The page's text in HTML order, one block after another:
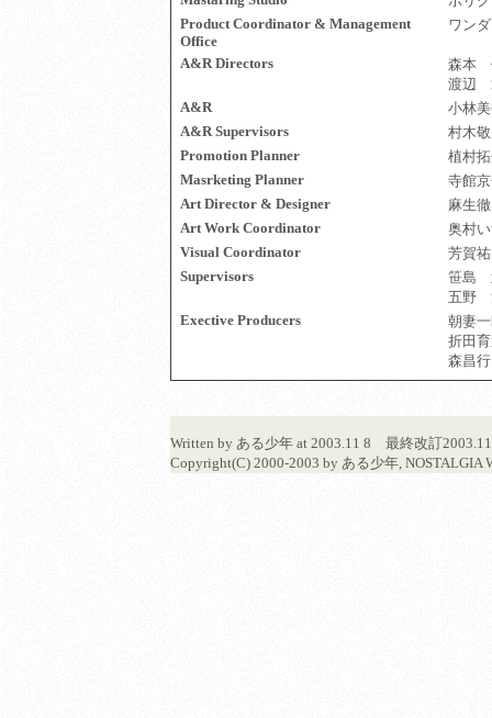
Product Coordinator & Management
Office
ワン
A&R Directors
森本
渡辺
A&R
小林
A&R Supervisors
村木
Promotion Planner
植村
Masrketing Planner
寺館
Art Director & Designer
麻生
Art Work Coordinator
奥村
Visual Coordinator
芳賀
Supervisors
笹島
五野
Exective Producers
朝妻
折田
森昌
Written by ある少年 at 2003.11 8 最終改訂
Copyright(C) 2000-2003 by ある少年, NOSTALGIA